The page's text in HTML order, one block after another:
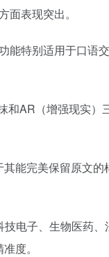
表现突出。
能特别适用于口语
和AR（增强现实）
能完美保留原文
电子、生物医药
度。